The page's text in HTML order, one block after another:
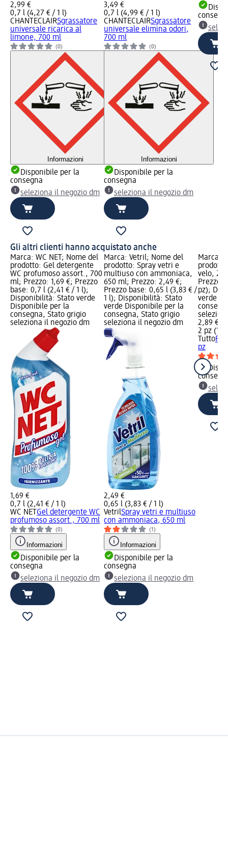
2,99 €
0,7 l (4,27 € / 1 l)
CHANTECLAIRSgrassatore
universale ricarica al
limone, 700 ml
(0)
Informazioni
Disponibile per la
consegna
seleziona il negozio dm
3,49 €
0,7 l (4,99 € / 1 l)
CHANTECLAIRSgrassatore
universale elimina odori,
700 ml
(0)
Informazioni
Disponibile per la
consegna
seleziona il negozio dm
Gli altri clienti hanno acquistato anche
Marca: WC NET; Nome del
prodotto: Gel detergente
WC profumoso assort., 700
ml; Prezzo: 1,69 €; Prezzo
base: 0,7 l (2,41 € / 1 l);
Disponibilità: Stato verde
Disponibile per la
consegna, Stato grigio
seleziona il negozio dm
1,69 €
0,7 l (2,41 € / 1 l)
WC NET Gel detergente WC
profumoso assort., 700 ml
(0)
Informazioni
Disponibile per la
consegna
seleziona il negozio dm
Marca: Vetril; Nome del
prodotto: Spray vetri e
multiuso con ammoniaca,
650 ml; Prezzo: 2,49 €;
Prezzo base: 0,65 l (3,83 € /
1 l); Disponibilità: Stato
verde Disponibile per la
consegna, Stato grigio
seleziona il negozio dm
2,49 €
0,65 l (3,83 € / 1 l)
VetrilSpray vetri e multiuso
con ammoniaca, 650 ml
(1)
Informazioni
Disponibile per la
consegna
seleziona il negozio dm
Marca:
velo, 2
Prezzo
pz);
verde
2,89 €
2 pz
Tutto
pz